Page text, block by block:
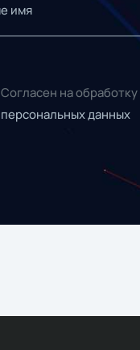
Согласен на обработку
персональных данных